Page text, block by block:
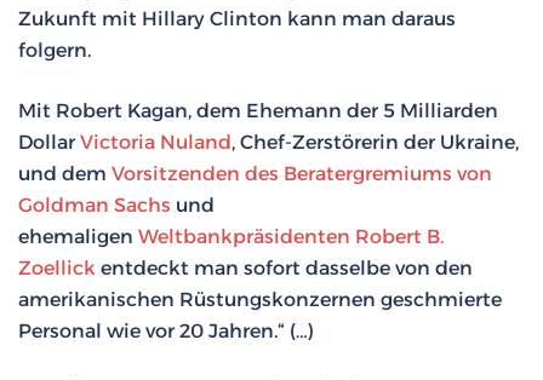
Zukunft mit Hillary Clinton kann man daraus
folgern.
Mit Robert Kagan, dem Ehemann der 5 Milliarden
DollarVictoria Nuland, Chef-Zerstörerin der Ukraine,
und dem Vorsitzenden des Beratergremiums von
Goldman Sachs und
ehemaligen Weltbankpräsidenten Robert B.
Zoellick entdeckt man sofort dasselbe von den
amerikanischen Rüstungskonzernen geschmierte
Personal wie vor 20 Jahren.“ (…)